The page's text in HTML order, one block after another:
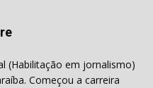
(Habilitação em jornalismo)
Começou a carreira